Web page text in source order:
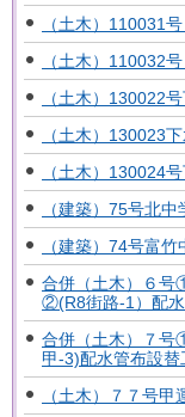
（土木）110031
（土木）110032
（土木）130022
（土木）130023
（土木）130024
（建築）75号北
（建築）74号富
合併（土木）６号
②(R8街路-1）配
合併（土木）７
甲-3)配水管布設
（土木）７７号甲